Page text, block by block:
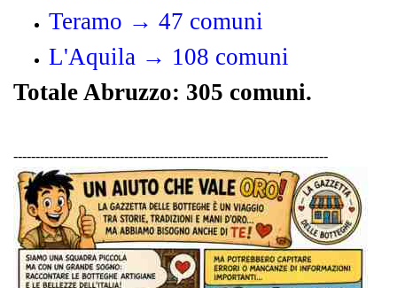
Teramo → 47 comuni
L'Aquila → 108 comuni
Totale Abruzzo: 305 comuni.
-----------------------------------------------------------------------